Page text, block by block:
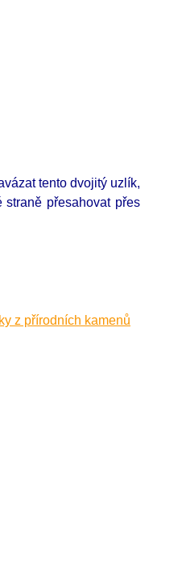
tento dvojitý uzlík,
přesahovat přes
z přírodních kamenů